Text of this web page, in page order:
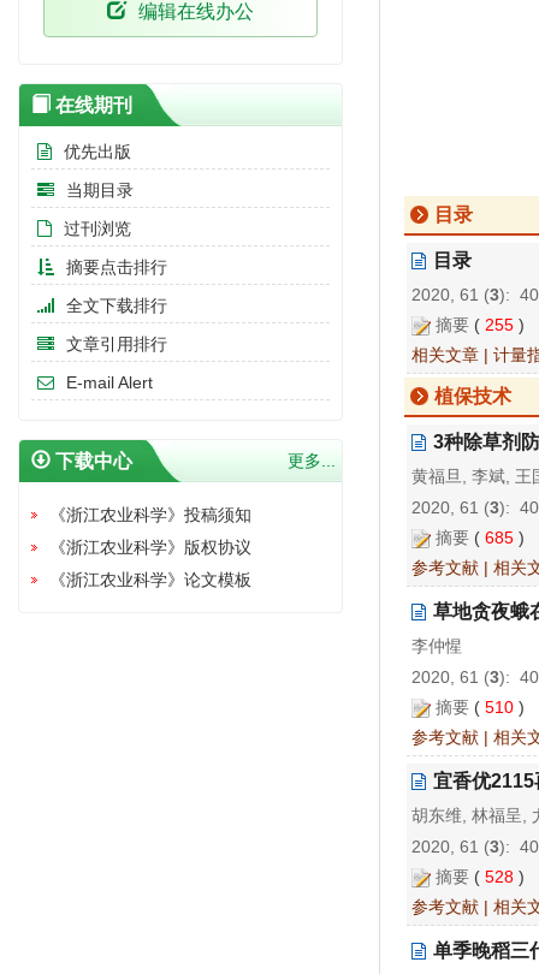
目录
目录
2020, 61 (3):
摘要 ( 255 )
相关文章 | 计量
植保技术
3种除草剂
黄福旦, 李斌, 王
2020, 61 (3):
摘要 ( 685 )
参考文献 | 相关
草地贪夜蛾
李仲惺
2020, 61 (3):
摘要 ( 510 )
参考文献 | 相关
宜香优
胡东维, 林福呈,
2020, 61 (3):
摘要 ( 528 )
参考文献 | 相关
单季晚稻三
编辑在线办公
在线期刊
优先出版
当期目录
过刊浏览
摘要点击排行
全文下载排行
文章引用排行
E-mail Alert
下载中心 更多...
《浙江农业科学》投稿须知
《浙江农业科学》版权协议
《浙江农业科学》论文模板